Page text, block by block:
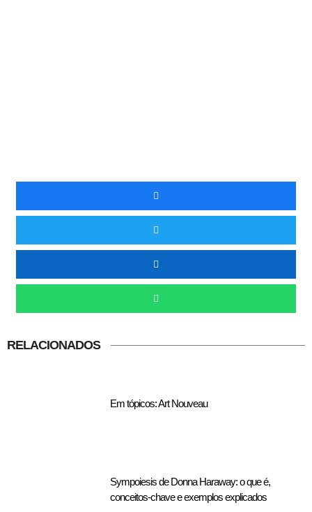
RELACIONADOS
Em tópicos: Art Nouveau
Sympoiesis de Donna Haraway: o que é,
conceitos-chave e exemplos explicados